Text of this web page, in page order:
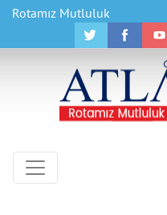
Rotamız Mutluluk